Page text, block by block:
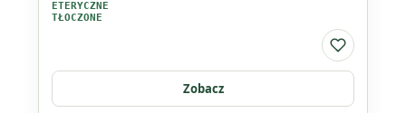
ETERYCZNE
TŁOCZONE
Do listy
Zobacz